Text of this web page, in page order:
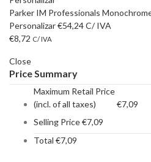
Parker IM Professionals
Personalizar€54,24C/ IVA
€8,72 C/ IVA
Close
Price Summary
Maximum Retail Price
(incl. of all taxes)
€7,09
Selling Price€7,09
Total €7,09